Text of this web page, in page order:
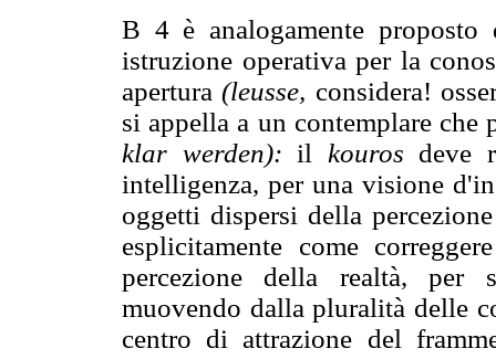
B 4 è analogamente
istruzione operativa per la
apertura(leusse, considera!
si appella a un contemplare che
klar werden): il kouros deve
intelligenza, per una visione
oggetti dispersi della
esplicitamente come
percezione della realtà, per
muovendo dalla pluralità delle
centro di attrazione del